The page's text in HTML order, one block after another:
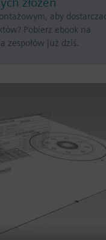
aby
Pobierz ebook na
zespołów już dziś.